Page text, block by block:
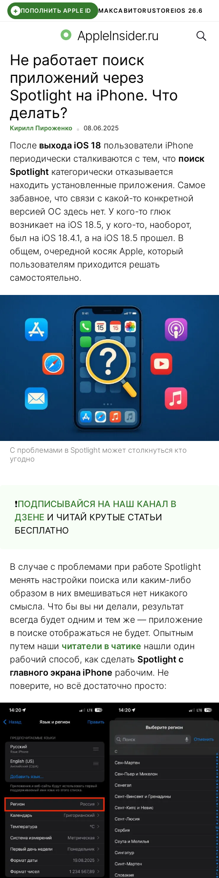
+ ПОПОЛНИТЬ APPLE ID МАКСАВИТОRUSTOREIOS 26.6
СБЕР КИДС ВТБ ОНЛАЙН ЧАТ В ROBLOX
AppleInsider.ru
Не работает поиск
приложений через
Spotlight на iPhone. Что
делать?
Кирилл Пироженко 08.06.2025
После выхода iOS 18 пользователи iPhone
периодически сталкиваются с тем, что поиск
Spotlight категорически отказывается
находить установленные приложения. Самое
забавное, что связи с какой-то конкретной
версией ОС здесь нет. У кого-то глюк
возникает на iOS 18.5, у кого-то, наоборот,
был на iOS 18.4.1, а на iOS 18.5 прошел. В
общем, очередной косяк Apple, который
пользователям приходится решать
самостоятельно.
С проблемами в Spotlight может столкнуться кто
угодно
❗️ПОДПИСЫВАЙСЯ НА НАШ КАНАЛ В
ДЗЕНЕ И ЧИТАЙ КРУТЫЕ СТАТЬИ
БЕСПЛАТНО
В случае с проблемами при работе Spotlight
менять настройки поиска или каким-либо
образом в них вмешиваться нет никакого
смысла. Что бы вы ни делали, результат
всегда будет одним и тем же — приложение
в поиске отображаться не будет. Опытным
путем наши читатели в чатике нашли один
рабочий способ, как сделать Spotlight с
главного экрана iPhone рабочим. Не
поверите, но всё достаточно просто: